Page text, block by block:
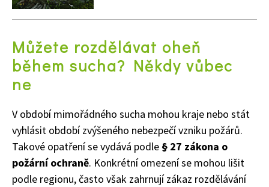
Můžete rozdělávat oheň
během sucha? Někdy vůbec
ne
V období mimořádného sucha mohou kraje nebo stát
vyhlásit období zvýšeného nebezpečí vzniku požárů.
Takové opatření se vydává podle § 27 zákona o
požární ochraně. Konkrétní omezení se mohou lišit
podle regionu, často však zahrnují zákaz rozdělávání